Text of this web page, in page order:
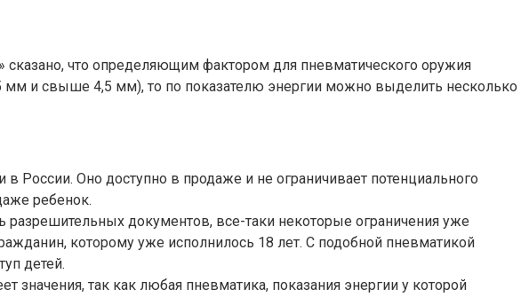
что определяющим фактором для пневматического оружия
мм и свыше 4,5 мм), то по показателю энергии можно выделить несколько
России. Оно доступно в продаже и не ограничивает потенциального
ребенок.
документов, все-таки некоторые ограничения уже
которому уже исполнилось 18 лет. С подобной пневматикой
детей.
так как любая пневматика, показания энергии у которой